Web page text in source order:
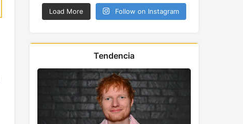
Load More Follow on Instagram
Tendencia